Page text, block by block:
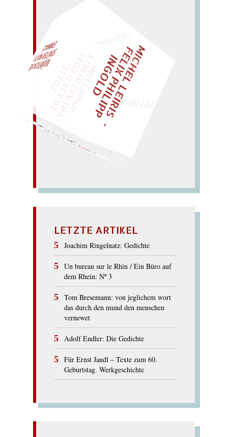
„
S
U
P
P
E
L
E
H
M
A
N
T
I
K
E
S
I
M
P
E
L
Z
T
I
C
K
T
E
O
G
O
T
T
L
O
T
T
E
TAUTOLOGIE
Tau log nie; tolle Augen;
tote Lauge; Aula tauge als
Logis; autogeile Liege; taut
Goldlot laut Gott? M
I
C
H
E
L
L
E
I
R
I
S
・
F
E
L
I
X
P
H
I
L
I
P
P
I
N
G
O
L
D LIES SIR LEIRIS LEIS
AL!
LETZTE ARTIKEL
Joachim Ringelnatz: Gedichte
Un bureau sur le Rhin / Ein Büro auf
dem Rhein: Nº 3
Tom Bresemann: von jeglichem wort
das durch den mund den menschen
vernewet
Adolf Endler: Die Gedichte
Für Ernst Jandl – Texte zum 60.
Geburtstag. Werkgeschichte